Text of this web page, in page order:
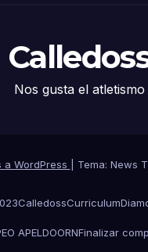
Nos gusta el atletismo
WordPress Tema: News
CalledossCurriculum
APELDOORNFinalizar